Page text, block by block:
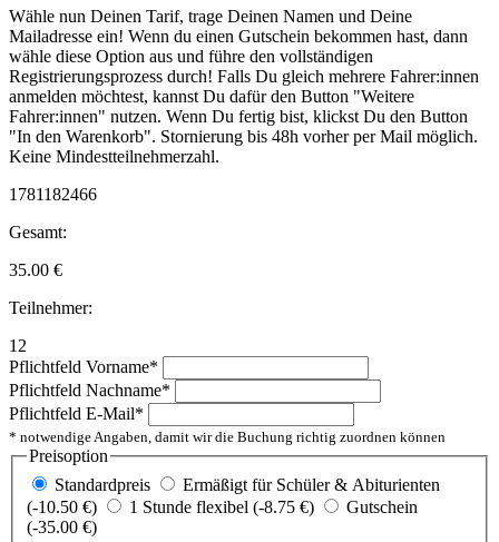
Wähle nun Deinen Tarif, trage Deinen Namen und Deine
Mailadresse ein! Wenn du einen Gutschein bekommen hast, dann
wähle diese Option aus und führe den vollständigen
Registrierungsprozess durch! Falls Du gleich mehrere Fahrer:innen
anmelden möchtest, kannst Du dafür den Button "Weitere
Fahrer:innen" nutzen. Wenn Du fertig bist, klickst Du den Button
"In den Warenkorb". Stornierung bis 48h vorher per Mail möglich.
Keine Mindestteilnehmerzahl.
1781182466
Gesamt:
35.00 €
Teilnehmer:
12
Pflichtfeld Vorname*
Pflichtfeld Nachname*
Pflichtfeld E-Mail*
* notwendige Angaben, damit wir die Buchung richtig zuordnen können
Preisoption
Standardpreis
Ermäßigt für Schüler & Abiturienten
(-10.50 €)
1 Stunde flexibel (-8.75 €)
Gutschein
(-35.00 €)